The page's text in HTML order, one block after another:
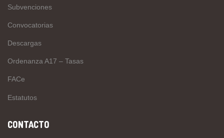
Subvenciones
Convocatorias
Descargas
Ordenanza A17 – Tasas
FACe
Estatutos
CONTACTO